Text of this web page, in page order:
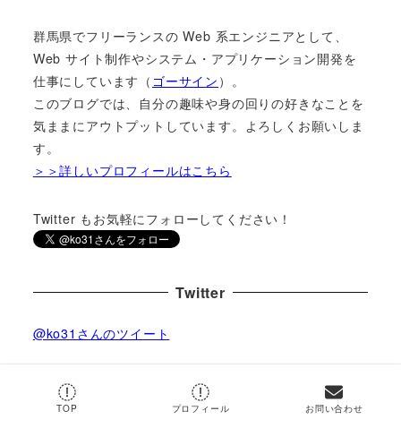
群馬県でフリーランスの Web 系エンジニアとして、
Web サイト制作やシステム・アプリケーション開発を
仕事にしています（ ゴーサイン ）。
このブログでは、自分の趣味や身の回りの好きなことを
気ままにアウトプットしています。よろしくお願いしま
す。
＞＞詳しいプロフィールはこちら
Twitter もお気軽にフォローしてください！
Twitter
@ko31さんのツイート
by @ko31
TOP プロフィール お問い合わせ